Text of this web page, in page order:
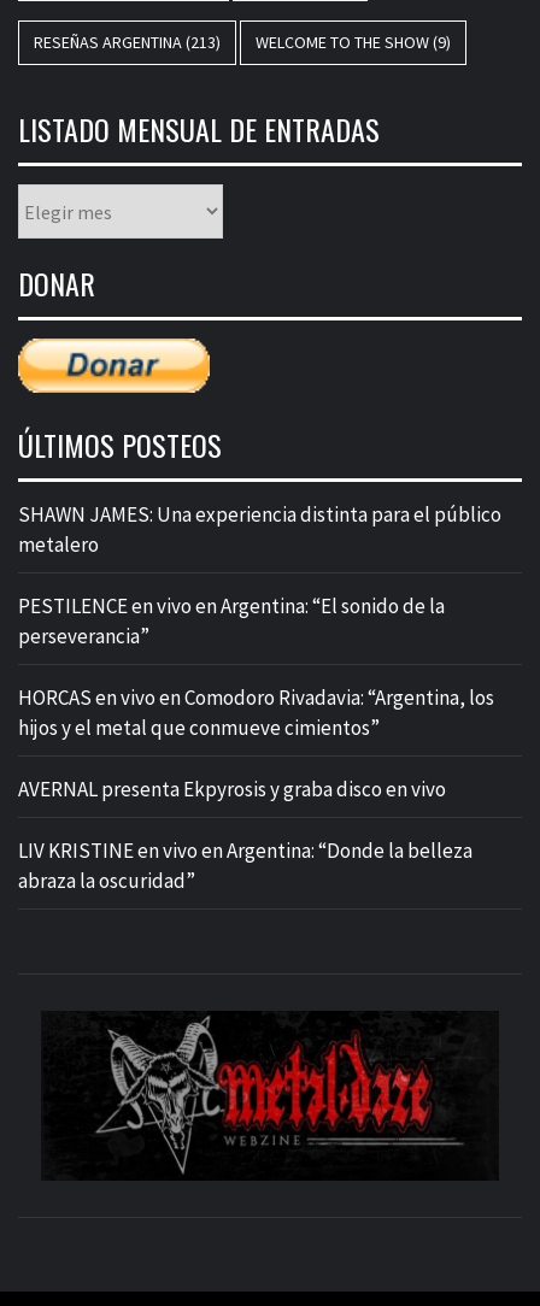
RESEÑAS ARGENTINA(213) WELCOME TO THE SHOW(9)
LISTADO MENSUAL DE ENTRADAS
mensual
entradas
DONAR
ÚLTIMOS POSTEOS
SHAWN JAMES: Una experiencia distinta para el público
metalero
PESTILENCE en vivo en Argentina: “El sonido de la
perseverancia”
HORCAS en vivo en Comodoro Rivadavia: “Argentina, los
hijos y el metal que conmueve cimientos”
AVERNAL presenta Ekpyrosis y graba disco en vivo
LIV KRISTINE en vivo en Argentina: “Donde la belleza
abraza la oscuridad”